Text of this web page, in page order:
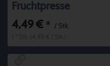
Fruchtpresse
4,49 € * / Stk.